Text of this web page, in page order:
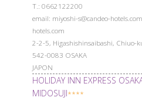
Т.: 0662122200
email: miyoshi-s@candeo-
hotels.com
2-2-5, Higashishinsaibashi, Chiuo-
542-0083 OSAKA
JAPON
HOLIDAY INN EXPRESS
MIDOSUJI****